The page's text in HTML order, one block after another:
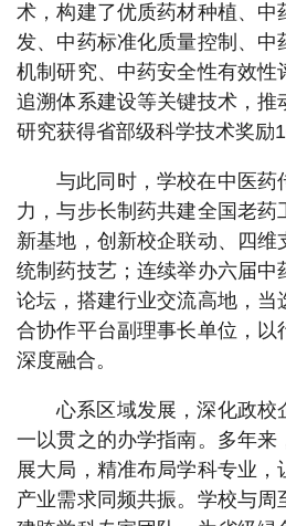
术，构建了优质药材种植、中
发、中药标准化质量控制、中
机制研究、中药安全性有效性
追溯体系建设等关键技术，推
研究获得省部级科学技术奖励
与此同时，学校在中医药
力，与步长制药共建全国老药
新基地，创新校企联动、四
统制药技艺；连续举办六届中
论坛，搭建行业交流高地，当
合协作平台副理事长单位，以
深度融合。
心系区域发展，深化政校
一以贯之的办学指南。多年来
展大局，精准布局学科专业
产业需求同频共振。学校与周